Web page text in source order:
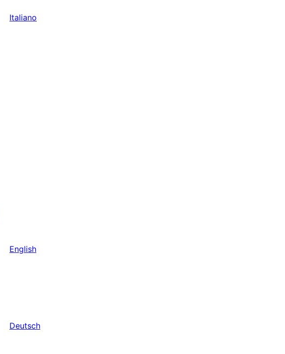
Italiano
English
Deutsch